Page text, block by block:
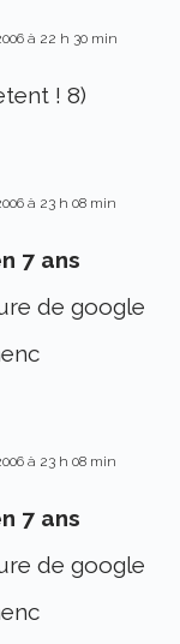
à 22 h 30 min
! 8)
à 23 h 08 min
7 ans
de google
à 23 h 08 min
7 ans
de google